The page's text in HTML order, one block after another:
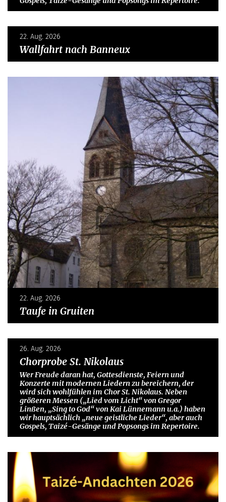
22. Aug. 2026
Wallfahrt nach Banneux
22. Aug. 2026
Taufe in Gruiten
26. Aug. 2026
Chorprobe St. Nikolaus
Wer Freude daran hat, Gottesdienste, Feiern und
Konzerte mit modernen Liedern zu bereichern, der
wird sich wohlfühlen im Chor St. Nikolaus. Neben
größeren Messen („Lied vom Licht“ von Gregor
Linßen, „Sing to God“ von Kai Lünnemann u.a.) haben
wir hauptsächlich „neue geistliche Lieder“, aber auch
Gospels, Taizé-Gesänge und Popsongs im Repertoire.